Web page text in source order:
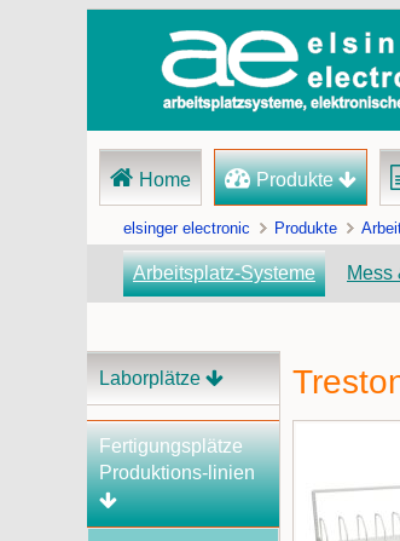
überspringen
Home Produkte
elsinger electronic Produkte
Arbeitsplatz-Systeme Mess
Navigation
überspringen
Laborplätze
Fertigungsplätze
Produktions-linien